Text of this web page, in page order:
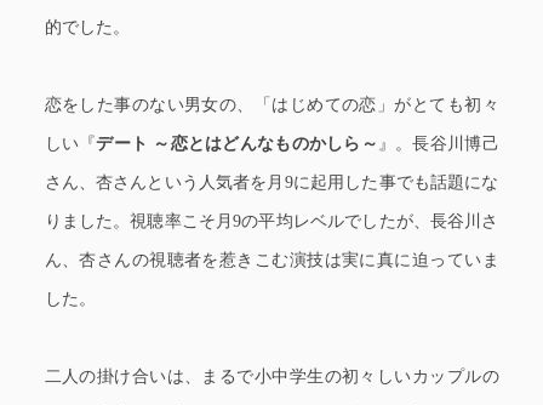
的でした。
恋をした事のない男女の、「はじめての恋」がとても初々
しい『デート ～恋とはどんなものかしら～ 』。長谷川博己
さん、杏さんという人気者を月9に起用した事でも話題にな
りました。視聴率こそ月9の平均レベルでしたが、長谷川さ
ん、杏さんの視聴者を惹きこむ演技は実に真に迫っていま
した。
二人の掛け合いは、まるで小中学生の初々しいカップルの